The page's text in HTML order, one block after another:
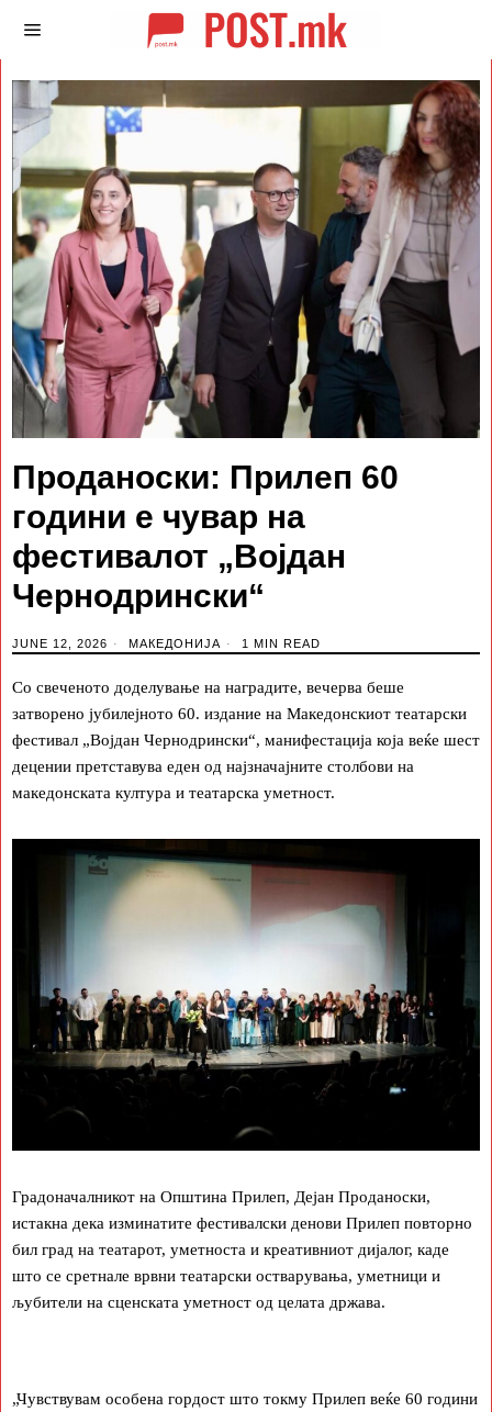
Проданоски: Прилеп 60
години е чувар на
фестивалот „Војдан
Чернодрински“
JUNE 12, 2026 МАКЕДОНИЈА 1 MIN READ
Со свеченото доделување на наградите, вечерва беше
затворено јубилејното 60. издание на Македонскиот театарски
фестивал „Војдан Чернодрински“, манифестација која веќе шест
децении претставува еден од најзначајните столбови на
македонската култура и театарска уметност.
Градоначалникот на Општина Прилеп, Дејан Проданоски,
истакна дека изминатите фестивалски денови Прилеп повторно
бил град на театарот, уметноста и креативниот дијалог, каде
што се сретнале врвни театарски остварувања, уметници и
љубители на сценската уметност од целата држава.
„Чувствувам особена гордост што токму Прилеп веќе 60 години